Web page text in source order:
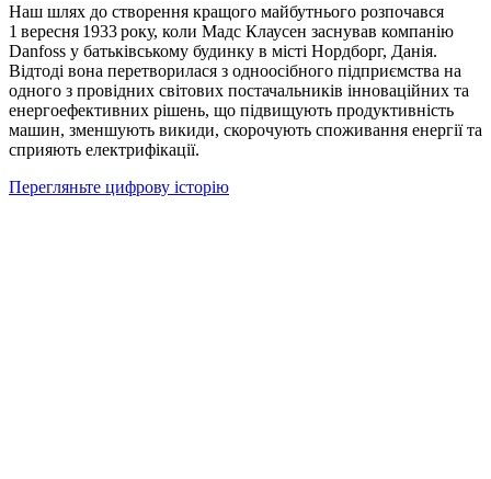
Наш шлях до створення кращого майбутнього розпочався
1 вересня 1933 року, коли Мадс Клаусен заснував компанію
Danfoss у батьківському будинку в місті Нордборг, Данія.
Відтоді вона перетворилася з одноосібного підприємства на
одного з провідних світових постачальників інноваційних та
енергоефективних рішень, що підвищують продуктивність
машин, зменшують викиди, скорочують споживання енергії та
сприяють електрифікації.
Перегляньте цифрову історію